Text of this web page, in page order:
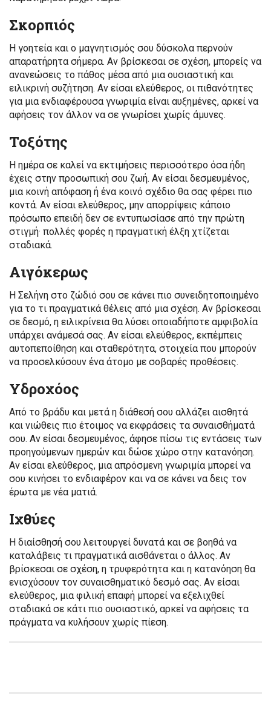
Σκορπιός
Η γοητεία και ο μαγνητισμός σου δύσκολα περνούν
απαρατήρητα σήμερα. Αν βρίσκεσαι σε σχέση, μπορείς να
ανανεώσεις το πάθος μέσα από μια ουσιαστική και
ειλικρινή συζήτηση. Αν είσαι ελεύθερος, οι πιθανότητες
για μια ενδιαφέρουσα γνωριμία είναι αυξημένες, αρκεί να
αφήσεις τον άλλον να σε γνωρίσει χωρίς άμυνες.
Τοξότης
Η ημέρα σε καλεί να εκτιμήσεις περισσότερο όσα ήδη
έχεις στην προσωπική σου ζωή. Αν είσαι δεσμευμένος,
μια κοινή απόφαση ή ένα κοινό σχέδιο θα σας φέρει πιο
κοντά. Αν είσαι ελεύθερος, μην απορρίψεις κάποιο
πρόσωπο επειδή δεν σε εντυπωσίασε από την πρώτη
στιγμή· πολλές φορές η πραγματική έλξη χτίζεται
σταδιακά.
Αιγόκερως
Η Σελήνη στο ζώδιό σου σε κάνει πιο συνειδητοποιημένο
για το τι πραγματικά θέλεις από μια σχέση. Αν βρίσκεσαι
σε δεσμό, η ειλικρίνεια θα λύσει οποιαδήποτε αμφιβολία
υπάρχει ανάμεσά σας. Αν είσαι ελεύθερος, εκπέμπεις
αυτοπεποίθηση και σταθερότητα, στοιχεία που μπορούν
να προσελκύσουν ένα άτομο με σοβαρές προθέσεις.
Υδροχόος
Από το βράδυ και μετά η διάθεσή σου αλλάζει αισθητά
και νιώθεις πιο έτοιμος να εκφράσεις τα συναισθήματά
σου. Αν είσαι δεσμευμένος, άφησε πίσω τις εντάσεις των
προηγούμενων ημερών και δώσε χώρο στην κατανόηση.
Αν είσαι ελεύθερος, μια απρόσμενη γνωριμία μπορεί να
σου κινήσει το ενδιαφέρον και να σε κάνει να δεις τον
έρωτα με νέα ματιά.
Ιχθύες
Η διαίσθησή σου λειτουργεί δυνατά και σε βοηθά να
καταλάβεις τι πραγματικά αισθάνεται ο άλλος. Αν
βρίσκεσαι σε σχέση, η τρυφερότητα και η κατανόηση θα
ενισχύσουν τον συναισθηματικό δεσμό σας. Αν είσαι
ελεύθερος, μια φιλική επαφή μπορεί να εξελιχθεί
σταδιακά σε κάτι πιο ουσιαστικό, αρκεί να αφήσεις τα
πράγματα να κυλήσουν χωρίς πίεση.